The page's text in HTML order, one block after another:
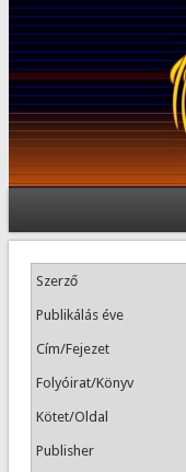
Szerző
Publikálás éve
Cím/Fejezet
Folyóirat/Könyv
Kötet/Oldal
Publisher